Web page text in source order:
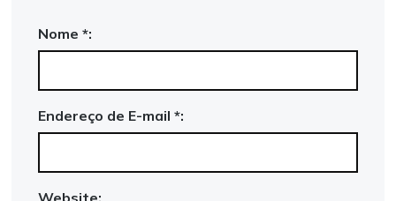
Nome *:
Endereço de E-mail *:
Website: